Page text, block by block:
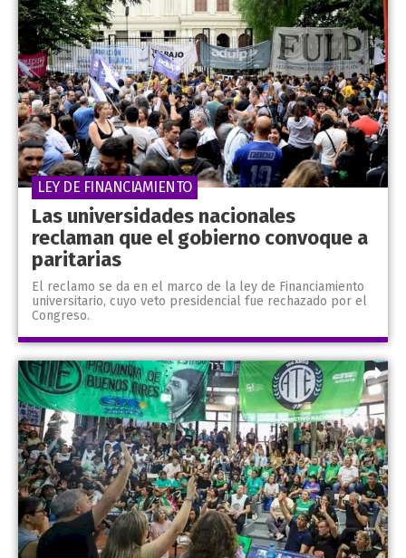
Las universidades nacionales
reclaman que el gobierno convoque a
paritarias
El reclamo se da en el marco de la ley de Financiamiento
universitario, cuyo veto presidencial fue rechazado por el
Congreso.
LEY DE FINANCIAMIENTO